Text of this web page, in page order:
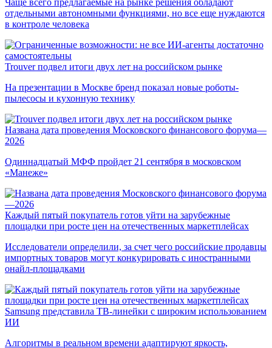
Чаще всего предлагаемые на рынке решения обладают
отдельными автономными функциями, но все еще нуждаются
в контроле человека
Trouver подвел итоги двух лет на российском рынке
На презентации в Москве бренд показал новые роботы-
пылесосы и кухонную технику
Названа дата проведения Московского финансового форума—
2026
Одиннадцатый МФФ пройдет 21 сентября в московском
«Манеже»
Каждый пятый покупатель готов уйти на зарубежные
площадки при росте цен на отечественных маркетплейсах
Исследователи определили, за счет чего российские продавцы
импортных товаров могут конкурировать с иностранными
онайл-площадками
Samsung представила ТВ-линейки с широким использованием
ИИ
Алгоритмы в реальном времени адаптируют яркость,